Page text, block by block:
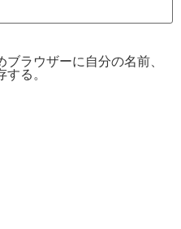
ラウザーに自分の名前、
る。